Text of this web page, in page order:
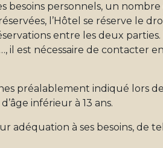
besoins personnels, un nombre
l’Hôtel se réserve le
entre les deux
il est nécessaire de contacter
préalablement indiqué lors
inférieur à 13 ans.
adéquation à ses besoins, de